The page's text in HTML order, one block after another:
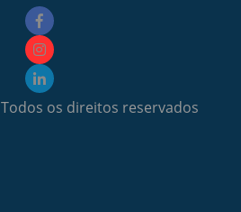
Todos os direitos reservados